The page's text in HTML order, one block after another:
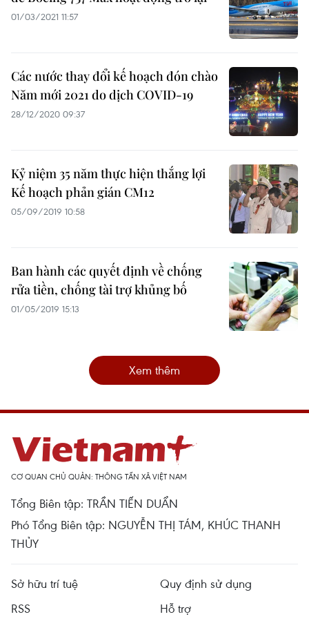
01/03/2021 11:57
Các nước thay đổi kế hoạch đón chào
Năm mới 2021 do dịch COVID-19
28/12/2020 09:37
Kỷ niệm 35 năm thực hiện thắng lợi
Kế hoạch phản gián CM12
05/09/2019 10:58
Ban hành các quyết định về chống
rửa tiền, chống tài trợ khủng bố
01/05/2019 15:13
Xem thêm
CƠ QUAN CHỦ QUẢN: THÔNG TẤN XÃ VIỆT NAM
Tổng Biên tập: TRẦN TIẾN DUẨN
Phó Tổng Biên tập: NGUYỄN THỊ TÁM, KHÚC THANH
THỦY
Sở hữu trí tuệ
Quy định sử dụng
RSS
Hỗ trợ